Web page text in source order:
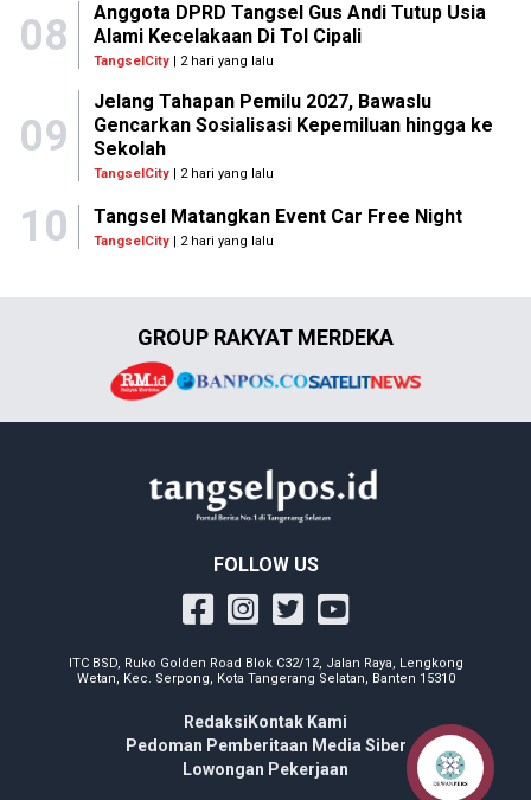
08
Anggota DPRD Tangsel Gus Andi Tutup Usia
Alami Kecelakaan Di Tol Cipali
TangselCity| 2 hari yang lalu
09
Jelang Tahapan Pemilu 2027, Bawaslu
Gencarkan Sosialisasi Kepemiluan hingga ke
Sekolah
TangselCity| 2 hari yang lalu
10 Tangsel Matangkan Event Car Free Night
TangselCity | 2 hari yang lalu
GROUP RAKYAT MERDEKA
FOLLOW US
ITC BSD, Ruko Golden Road Blok C32/12, Jalan Raya, Lengkong
Wetan, Kec. Serpong, Kota Tangerang Selatan, Banten 15310
Redaksi Kontak Kami
Pedoman Pemberitaan Media Siber
Lowongan Pekerjaan